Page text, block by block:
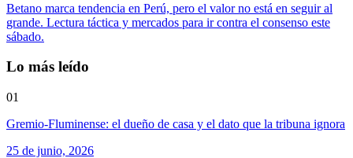
Betano marca tendencia en Perú, pero el valor no está en seguir al
grande. Lectura táctica y mercados para ir contra el consenso este
sábado.
Lo más leído
01
Gremio-Fluminense: el dueño de casa y el dato que la tribuna ignora
25 de junio, 2026